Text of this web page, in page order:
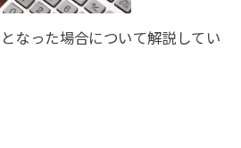
なった場合について解説してい